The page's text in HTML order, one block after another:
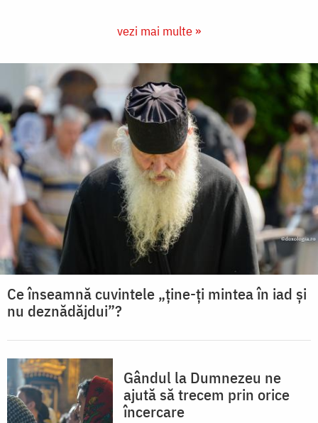
vezi mai multe »
Ce înseamnă cuvintele „ține-ți mintea în iad și
nu deznădăjdui”?
Gândul la Dumnezeu ne
ajută să trecem prin orice
încercare